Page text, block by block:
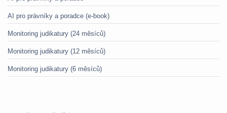
AI pro právníky a poradce (e-book)
Monitoring judikatury (24 měsíců)
Monitoring judikatury (12 měsíců)
Monitoring judikatury (6 měsíců)